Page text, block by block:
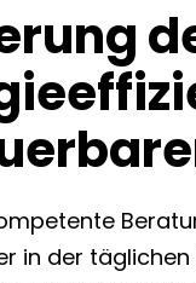
in der täglichen